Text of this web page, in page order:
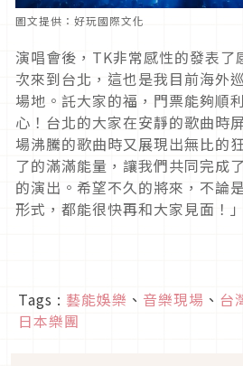
圖文提供：好玩國際文化
演唱會後，TK非常感性的發表了
次來到台北，這也是我目前海外
場地。託大家的福，門票能夠順
心！台北的大家在安靜的歌曲時
場沸騰的歌曲時又展現出無比的
了的滿滿能量，讓我們共同完成
的演出。希望不久的將來，不論
形式，都能很快再和大家見面！」
Tags : 藝能娛樂 、 音樂現場 、 台
日本樂團